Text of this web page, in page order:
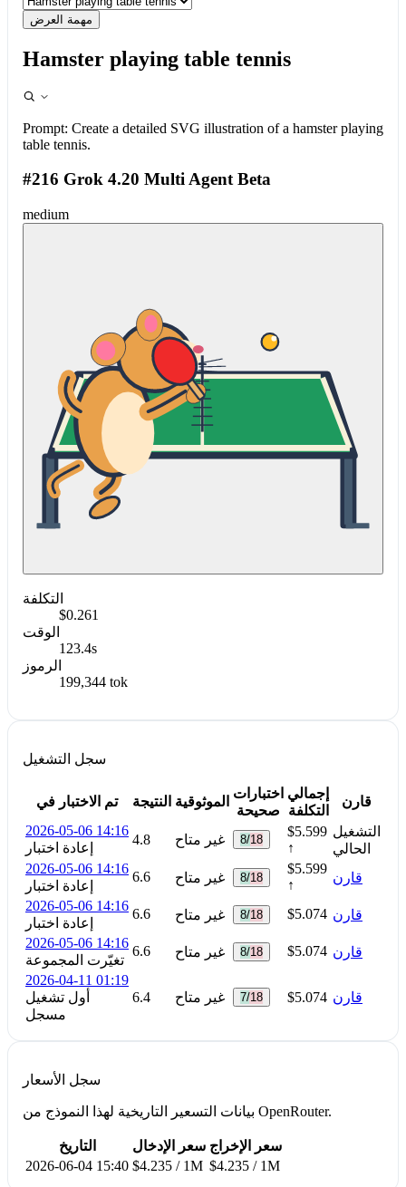
مهمة العرض
Hamster playing table tennis
Prompt: Create a detailed SVG illustration of a hamster playing
table tennis.
#216 Grok 4.20 Multi Agent Beta
medium
التكلفة
$0.261
الوقت
123.4s
الرموز
199,344 tok
سجل التشغيل
تم الاختبار في النتيجة الموثوقية
اختبارات
صحيحة
إجمالي
التكلفة
قارن
2026-05-06 14:16
إعادة اختبار
4.8 غير متاح 8/18
$5.599
↑
التشغيل
الحالي
2026-05-06 14:16
إعادة اختبار
6.6 غير متاح 8/18
$5.599
↑
قارن
2026-05-06 14:16
إعادة اختبار
6.6 غير متاح 8/18 $5.074 قارن
2026-05-06 14:16
تغيّرت المجموعة
6.6 غير متاح 8/18 $5.074 قارن
2026-04-11 01:19
أول تشغيل
مسجل
6.4 غير متاح 7/18 $5.074 قارن
سجل الأسعار
بيانات التسعير التاريخية لهذا النموذج من OpenRouter.
التاريخ سعر الإدخال سعر الإخراج
2026-06-04 15:40 $4.235 / 1M $4.235 / 1M